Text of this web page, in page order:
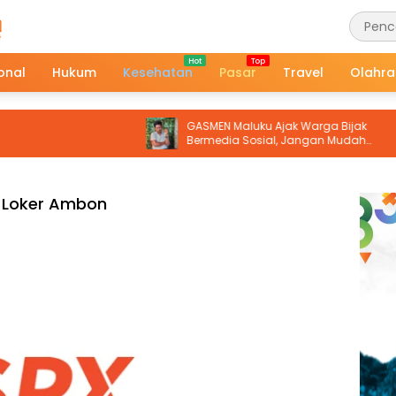
Hukum Kesehatan Pasar Travel
GASMEN Maluku Ajak Warga Bijak
Bermedia Sosial, Jangan Mudah
Terprovokasi Hoaks
Loker Ambon